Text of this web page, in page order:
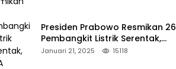
Presiden Prabowo Resmikan 26
Pembangkit Listrik Serentak,
PLTA Asahan 3 Jadi Sorotan
Januari 21, 2025 15118